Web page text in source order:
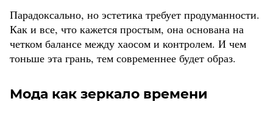
Парадоксально, но эстетика требует продуманности.
Как и все, что кажется простым, она основана на
четком балансе между хаосом и контролем. И чем
тоньше эта грань, тем современнее будет образ.
Мода как зеркало времени